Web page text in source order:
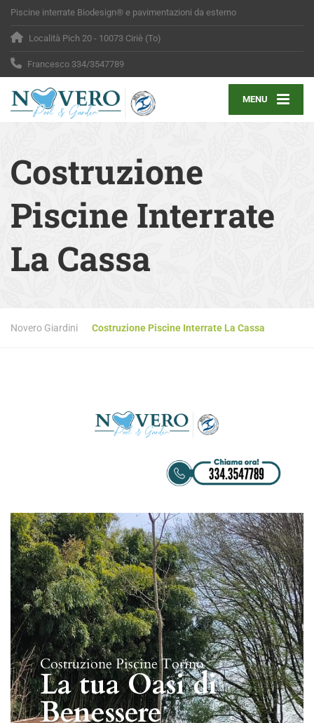
Piscine interrate Biodesign® e pavimentazioni da esterno
Località Pich 20 - 10073 Ciriè (To)
Francesco 334/3547789
MENU
Costruzione
Piscine Interrate
La Cassa
Novero Giardini Costruzione Piscine Interrate La Cassa
Costruzione Piscine Torino
La tua Oasi di
Benessere